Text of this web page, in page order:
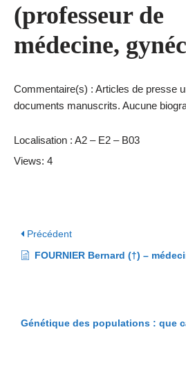
(professeur de
médecine,
Commentaire(s) : Articles de presse
documents manuscrits. Aucune
Localisation : A2 – E2 – B03
Views: 4
Précédent
FOURNIER Bernard (†) –